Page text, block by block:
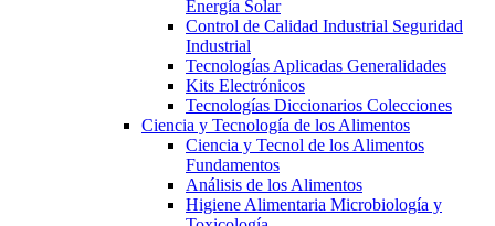
Energía Solar
Control de Calidad Industrial Seguridad
Industrial
Tecnologías Aplicadas Generalidades
Kits Electrónicos
Tecnologías Diccionarios Colecciones
Ciencia y Tecnología de los Alimentos
Ciencia y Tecnol de los Alimentos
Fundamentos
Análisis de los Alimentos
Higiene Alimentaria Microbiología y